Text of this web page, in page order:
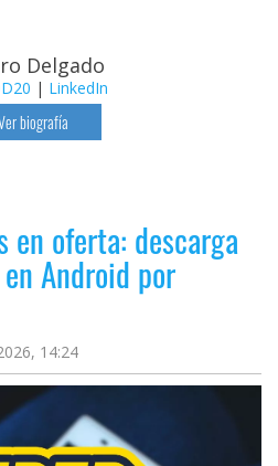
Delgado
| LinkedIn
biografía
en oferta: descarga
Android por
14:24